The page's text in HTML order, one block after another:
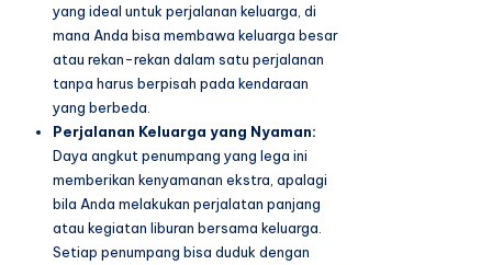
yang ideal untuk perjalanan keluarga, di
mana Anda bisa membawa keluarga besar
atau rekan-rekan dalam satu perjalanan
tanpa harus berpisah pada kendaraan
yang berbeda.
Perjalanan Keluarga yang Nyaman:
Daya angkut penumpang yang lega ini
memberikan kenyamanan ekstra, apalagi
bila Anda melakukan perjalatan panjang
atau kegiatan liburan bersama keluarga.
Setiap penumpang bisa duduk dengan